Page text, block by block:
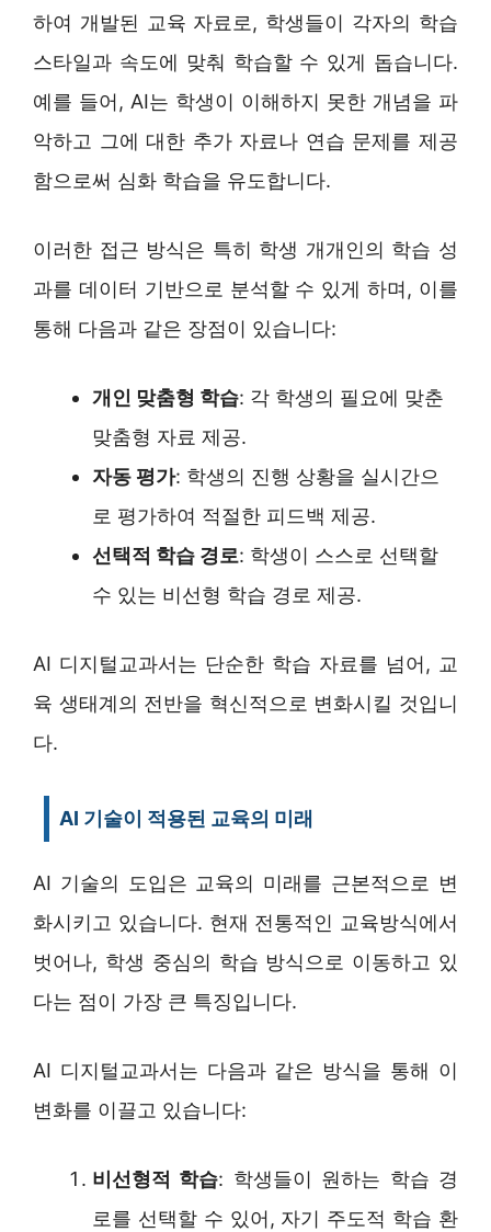
하여 개발된 교육 자료로, 학생들이 각자의 학습
스타일과 속도에 맞춰 학습할 수 있게 돕습니다.
예를 들어, AI는 학생이 이해하지 못한 개념을 파
악하고 그에 대한 추가 자료나 연습 문제를 제공
함으로써 심화 학습을 유도합니다.
이러한 접근 방식은 특히 학생 개개인의 학습 성
과를 데이터 기반으로 분석할 수 있게 하며, 이를
통해 다음과 같은 장점이 있습니다:
개인 맞춤형 학습: 각 학생의 필요에 맞춘
맞춤형 자료 제공.
자동 평가: 학생의 진행 상황을 실시간으
로 평가하여 적절한 피드백 제공.
선택적 학습 경로: 학생이 스스로 선택할
수 있는 비선형 학습 경로 제공.
AI 디지털교과서는 단순한 학습 자료를 넘어, 교
육 생태계의 전반을 혁신적으로 변화시킬 것입니
다.
AI 기술이 적용된 교육의 미래
AI 기술의 도입은 교육의 미래를 근본적으로 변
화시키고 있습니다. 현재 전통적인 교육방식에서
벗어나, 학생 중심의 학습 방식으로 이동하고 있
다는 점이 가장 큰 특징입니다.
AI 디지털교과서는 다음과 같은 방식을 통해 이
변화를 이끌고 있습니다:
비선형적 학습: 학생들이 원하는 학습 경
로를 선택할 수 있어, 자기 주도적 학습 환